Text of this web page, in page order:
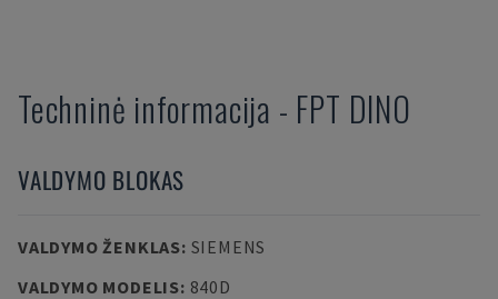
Techninė informacija - FPT DINO
VALDYMO BLOKAS
VALDYMO ŽENKLAS: SIEMENS
VALDYMO MODELIS: 840D